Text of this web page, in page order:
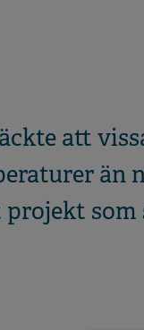
att
än